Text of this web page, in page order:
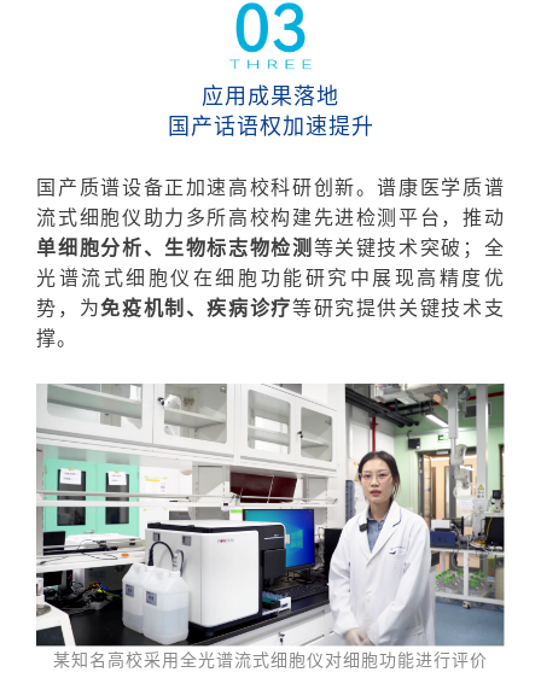
应用成果落地
国产话语权加速提升
国产质谱设备正加速高校科研创新。谱康医学质谱
流式细胞仪助力多所高校构建先进检测平台，推动
单细胞分析、生物标志物检测 等关键技术突破；全
光谱流式细胞仪在细胞功能研究中展现高精度优
势，为免疫机制、疾病诊疗等研究提供关键技术支
撑。
某知名高校采用全光谱流式细胞仪对细胞功能进行评价